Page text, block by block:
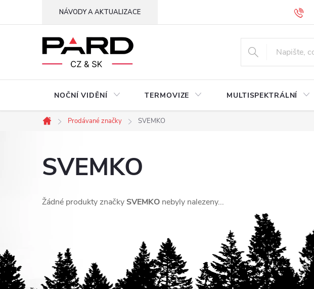
NÁVODY A AKTUALIZACE
NOČNÍ VIDĚNÍ TERMOVIZE MULTISPEKTRÁLNÍ
Domů
Prodávané značky SVEMKO
SVEMKO
Žádné produkty značky SVEMKO nebyly nalezeny...